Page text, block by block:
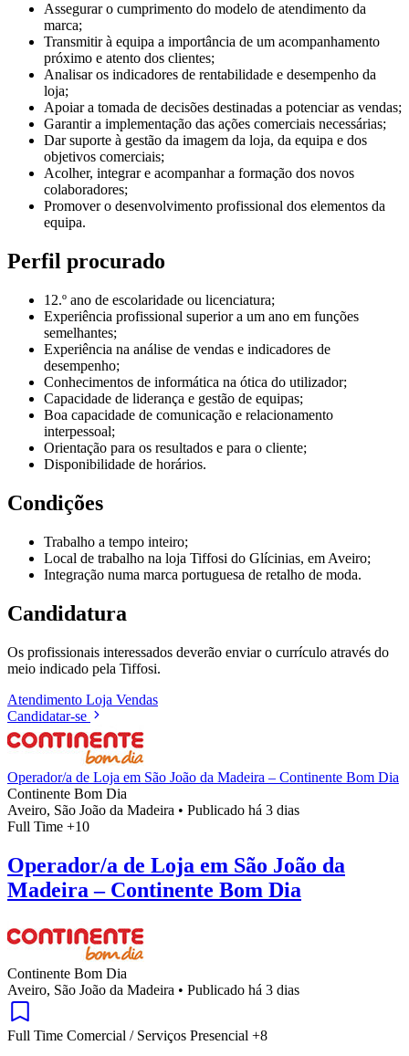
Assegurar o cumprimento do modelo de atendimento da
marca;
Transmitir à equipa a importância de um acompanhamento
próximo e atento dos clientes;
Analisar os indicadores de rentabilidade e desempenho da
loja;
Apoiar a tomada de decisões destinadas a potenciar as vendas;
Garantir a implementação das ações comerciais necessárias;
Dar suporte à gestão da imagem da loja, da equipa e dos
objetivos comerciais;
Acolher, integrar e acompanhar a formação dos novos
colaboradores;
Promover o desenvolvimento profissional dos elementos da
equipa.
Perfil procurado
12.º ano de escolaridade ou licenciatura;
Experiência profissional superior a um ano em funções
semelhantes;
Experiência na análise de vendas e indicadores de
desempenho;
Conhecimentos de informática na ótica do utilizador;
Capacidade de liderança e gestão de equipas;
Boa capacidade de comunicação e relacionamento
interpessoal;
Orientação para os resultados e para o cliente;
Disponibilidade de horários.
Condições
Trabalho a tempo inteiro;
Local de trabalho na loja Tiffosi do Glícinias, em Aveiro;
Integração numa marca portuguesa de retalho de moda.
Candidatura
Os profissionais interessados deverão enviar o currículo através do
meio indicado pela Tiffosi.
Atendimento Loja Vendas
Candidatar-se
Operador/a de Loja em São João da Madeira – Continente Bom Dia
Continente Bom Dia
Aveiro, São João da Madeira • Publicado há 3 dias
Full Time +10
Operador/a de Loja em São João da
Madeira – Continente Bom Dia
Continente Bom Dia
Aveiro, São João da Madeira • Publicado há 3 dias
Full Time Comercial / Serviços Presencial +8